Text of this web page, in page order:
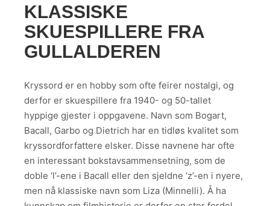
KLASSISKE
SKUESPILLERE FRA
GULLALDEREN
Kryssord er en hobby som ofte feirer nostalgi, og
derfor er skuespillere fra 1940- og 50-tallet
hyppige gjester i oppgavene. Navn som Bogart,
Bacall, Garbo og Dietrich har en tidløs kvalitet som
kryssordforfattere elsker. Disse navnene har ofte
en interessant bokstavsammensetning, som de
doble ‘l’-ene i Bacall eller den sjeldne ‘z’-en i nyere,
men nå klassiske navn som Liza (Minnelli). Å ha